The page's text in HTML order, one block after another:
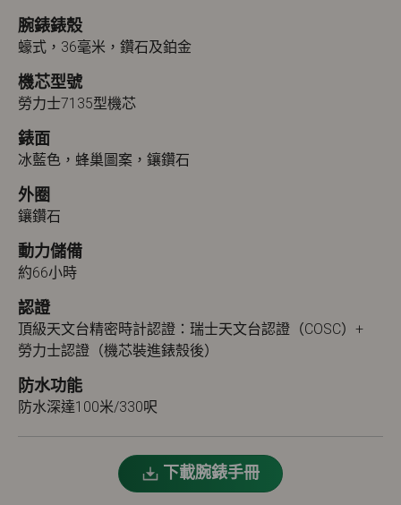
腕錶錶殼
蠔式，36毫米，鑽石及鉑金
機芯型號
勞力士7135型機芯
錶面
冰藍色，蜂巢圖案，鑲鑽石
外圈
鑲鑽石
動力儲備
約66小時
認證
頂級天文台精密時計認證：瑞士天文台認證（COSC）+
勞力士認證（機芯裝進錶殼後）
防水功能
防水深達100米/330呎
下載腕錶手冊